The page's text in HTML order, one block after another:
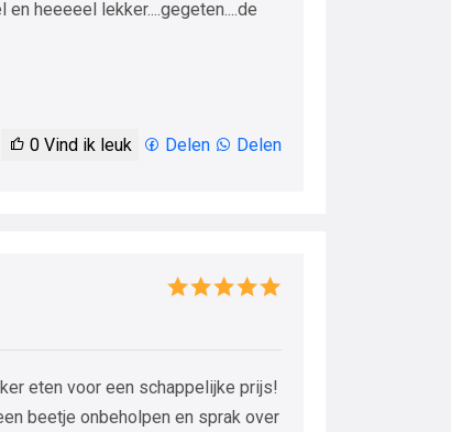
heeeeel lekker....gegeten....de
0 Vind ik leuk Delen Delen
eten voor een schappelijke prijs!
beetje onbeholpen en sprak over